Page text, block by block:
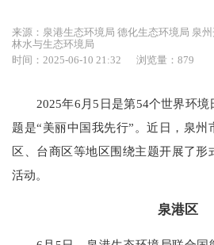
来源：泉港生态环境局 德化生态环境局 泉
林水与生态环境局
时间：2025-06-10 21:32
浏览量：879
2025年6月5日是第54个世界环境
题是“美丽中国我先行”。近日，泉
区、台商区等地区围绕主题开展了形
活动。
泉港区